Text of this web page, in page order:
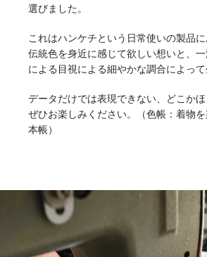
選びました。
これはハンケチという日常使いの製品
伝統色を身近に感じて欲しい想いと、
による目視による細やかな調合によって
データだけでは表現できない、どこか
ぜひお楽しみください。（色帳：着物
本帳）